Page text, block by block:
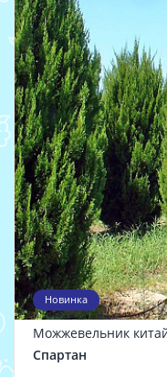
Новинка
Можжевельник
Спартан